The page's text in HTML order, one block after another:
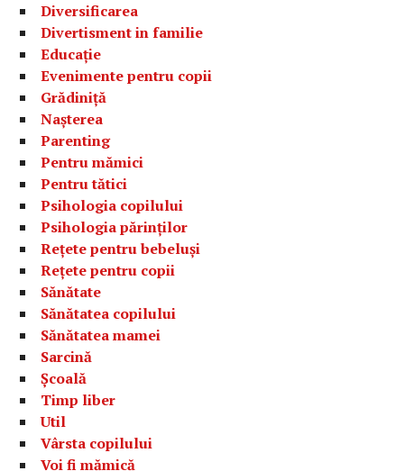
Diversificarea
Divertisment in familie
Educație
Evenimente pentru copii
Grădiniță
Nașterea
Parenting
Pentru mămici
Pentru tătici
Psihologia copilului
Psihologia părinților
Rețete pentru bebeluși
Rețete pentru copii
Sănătate
Sănătatea copilului
Sănătatea mamei
Sarcină
Școală
Timp liber
Util
Vârsta copilului
Voi fi mămică